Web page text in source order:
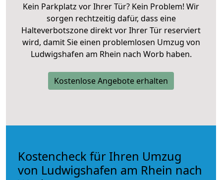
Kein Parkplatz vor Ihrer Tür? Kein Problem! Wir
sorgen rechtzeitig dafür, dass eine
Halteverbotszone direkt vor Ihrer Tür reserviert
wird, damit Sie einen problemlosen Umzug von
Ludwigshafen am Rhein nach Worb haben.
Kostenlose Angebote erhalten
Kostencheck für Ihren Umzug
von Ludwigshafen am Rhein nach